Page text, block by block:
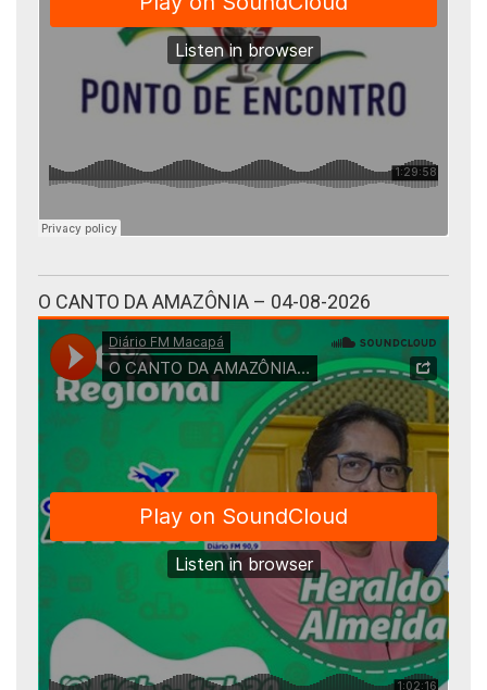
O CANTO DA AMAZÔNIA – 04-08-2026